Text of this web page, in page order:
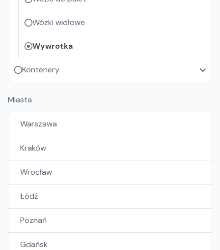
Wózki widłowe
Wywrotka
Kontenery
Miasta
Warszawa
Kraków
Wrocław
Łódź
Poznań
Gdańsk